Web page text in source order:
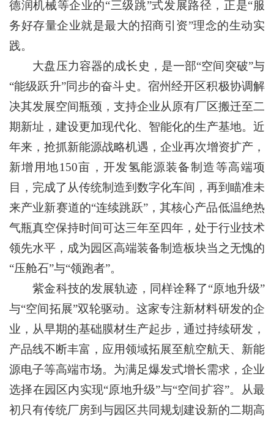
德润机械等企业的“三级跳”式发展路径，正是“服
务好存量企业就是最大的招商引资”理念的生动实
践。
大盘压力容器的成长史，是一部“空间突破”与
“能级跃升”同步的奋斗史。宿州经开区积极协调解
决其发展空间瓶颈，支持企业从原有厂区搬迁至二
期新址，建设更加现代化、智能化的生产基地。近
年来，抢抓新能源战略机遇，企业再次增资扩产，
新增用地150亩，开发氢能源装备制造等高端项
目，完成了从传统制造到数字化车间，再到瞄准未
来产业新赛道的“连续跳跃”，其核心产品低温绝热
气瓶真空保持时间可达三年至四年，处于行业技术
领先水平，成为园区高端装备制造板块当之无愧的
“压舱石”与“领跑者”。
紫金科技的发展轨迹，同样诠释了“原地升级”
与“空间拓展”双轮驱动。这家专注新材料研发的企
业，从早期的基础膜材生产起步，通过持续研发，
产品线不断丰富，应用领域拓展至航空航天、新能
源电子等高端市场。为满足爆发式增长需求，企业
选择在园区内实现“原地升级”与“空间扩容”。从最
初只有传统厂房到与园区共同规划建设新的二期高